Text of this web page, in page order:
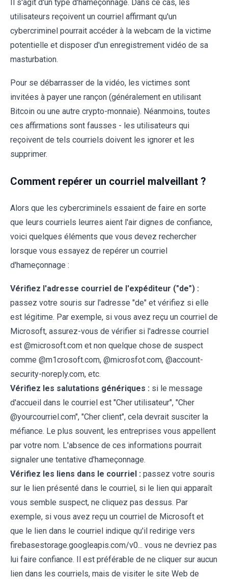
Il s'agit d'un type d'hameçonnage. Dans ce cas, les
utilisateurs reçoivent un courriel affirmant qu'un
cybercriminel pourrait accéder à la webcam de la victime
potentielle et disposer d'un enregistrement vidéo de sa
masturbation.
Pour se débarrasser de la vidéo, les victimes sont
invitées à payer une rançon (généralement en utilisant
Bitcoin ou une autre crypto-monnaie). Néanmoins, toutes
ces affirmations sont fausses - les utilisateurs qui
reçoivent de tels courriels doivent les ignorer et les
supprimer.
Comment repérer un courriel malveillant ?
Alors que les cybercriminels essaient de faire en sorte
que leurs courriels leurres aient l'air dignes de confiance,
voici quelques éléments que vous devez rechercher
lorsque vous essayez de repérer un courriel
d'hameçonnage :
Vérifiez l'adresse courriel de l'expéditeur ("de") :
passez votre souris sur l'adresse "de" et vérifiez si elle
est légitime. Par exemple, si vous avez reçu un courriel de
Microsoft, assurez-vous de vérifier si l'adresse courriel
est @microsoft.com et non quelque chose de suspect
comme @m1crosoft.com, @microsfot.com, @account-
security-noreply.com, etc.
Vérifiez les salutations génériques : si le message
d'accueil dans le courriel est "Cher utilisateur", "Cher
@yourcourriel.com", "Cher client", cela devrait susciter la
méfiance. Le plus souvent, les entreprises vous appellent
par votre nom. L'absence de ces informations pourrait
signaler une tentative d'hameçonnage.
Vérifiez les liens dans le courriel : passez votre souris
sur le lien présenté dans le courriel, si le lien qui apparaît
vous semble suspect, ne cliquez pas dessus. Par
exemple, si vous avez reçu un courriel de Microsoft et
que le lien dans le courriel indique qu'il redirige vers
firebasestorage.googleapis.com/v0... vous ne devriez pas
lui faire confiance. Il est préférable de ne cliquer sur aucun
lien dans les courriels, mais de visiter le site Web de